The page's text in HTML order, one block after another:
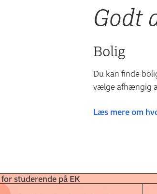
Godt
Bolig
Du kan finde
vælge afhængig
Læs mere om
studerende på EK